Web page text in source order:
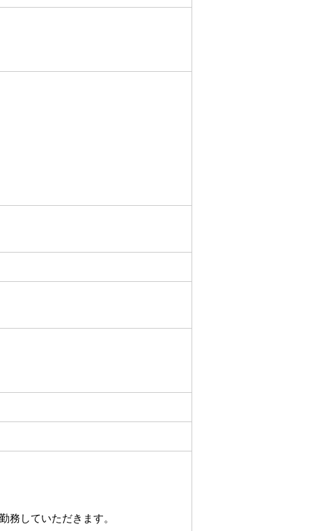
務していただきます。